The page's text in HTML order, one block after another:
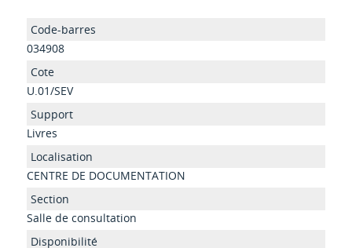
034908
U.01/SEV
Livres
CENTRE DE DOCUMENTATION
Salle de consultation